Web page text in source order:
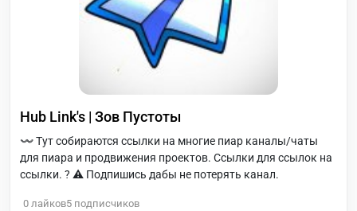
Hub Link's | Зов Пустоты
〰️ Тут собираются ссылки на многие пиар каналы/чаты
для пиара и продвижения проектов. Ссылки для ссылок на
ссылки. ? ⚠️ Подпишись дабы не потерять канал.
0 лайков5 подписчиков